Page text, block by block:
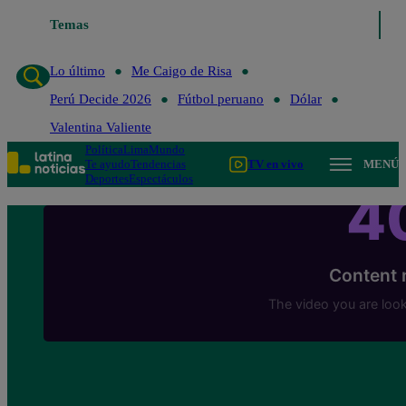
Temas
Lo último
Me Caigo de Risa
Perú Decide 2026
Fútbol peruano
Dólar
Valentina Valiente
PolíticaLimaMundo
Te ayudoTendencias
DeportesEspectáculos
TV en vivo MENÚ